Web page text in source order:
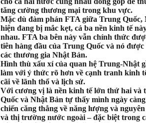
tăng cường thương mại trong khu vực.
Mặc dù đàm phán FTA giữa Trung Quốc,
hiện đang bị mắc kẹt, cả ba nền kinh tế
nhau. FTA ba bên này vẫn chính thức
tiên hàng đầu của Trung Quốc và nó
các thương gia Nhật Bản.
Hình thù xấu xí của quan hệ Trung-Nhật
làm với ý thức rõ hơn về cạnh tranh kinh
cãi về lãnh thổ và lịch sử.
Với cương vị là nền kinh tế lớn thứ hai và
Quốc và Nhật Bản tự thấy mình ngày
chiến căng thẳng về năng lượng và
và thị trường nước ngoài – đặc biệt trong